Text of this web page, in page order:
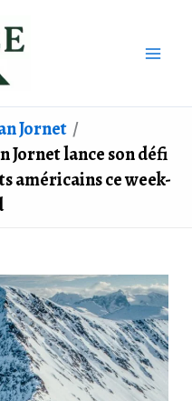
Jornet
Jornet lance son défi
américains ce week-